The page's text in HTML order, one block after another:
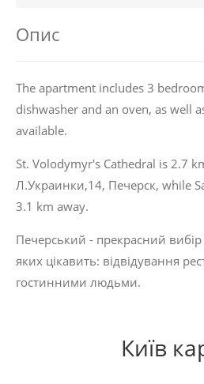
Опис
The apartment includes 3
dishwasher and an oven, as well
available.
St. Volodymyr's Cathedral is 2.7
Л.Украинки,14, Печерск, while
3.1 km away.
Печерський - прекрасний
яких цікавить: відвідування
гостинними людьми.
Київ